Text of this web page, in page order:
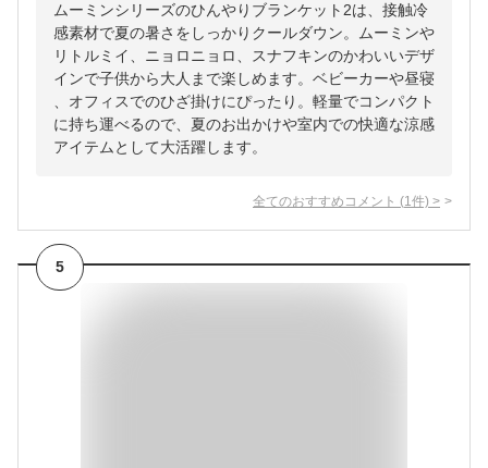
ムーミンシリーズのひんやりブランケット2は、接触冷
感素材で夏の暑さをしっかりクールダウン。ムーミンや
リトルミイ、ニョロニョロ、スナフキンのかわいいデザ
インで子供から大人まで楽しめます。ベビーカーや昼寝
、オフィスでのひざ掛けにぴったり。軽量でコンパクト
に持ち運べるので、夏のお出かけや室内での快適な涼感
アイテムとして大活躍します。
全てのおすすめコメント (1 件) >
5